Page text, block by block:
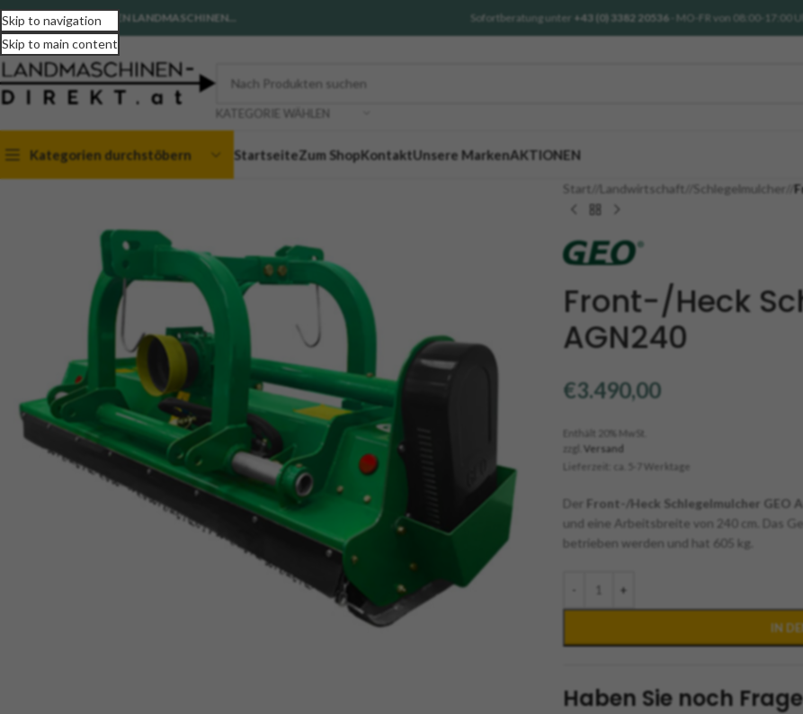
Skip to navigation
Skip to main content
PARTNER IN SACHEN LANDMASCHINEN... Sofortberatung unter +43 (0) 3382 20536 - MO-FR von 08:00-17:00
KATEGORIE WÄHLEN
Kategorien durchstöbern StartseiteZum ShopKontaktUnsere MarkenAKTIONEN
Start Landwirtschaft Schlegelmulcher
Front-/Heck
AGN240
€3.490,00
Enthält 20% MwSt.
zzgl. Versand
Lieferzeit: ca. 5-7 Werktage
Der Front-/Heck Schlegelmulcher GEO
und eine Arbeitsbreite von 240 cm. Das
betrieben werden und hat 605 kg.
+
IN
Haben Sie noch